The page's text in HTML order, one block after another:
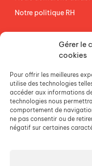
Gérer le
cookies
Pour offrir les meilleures
utilise des technologies
accéder aux informations
technologies nous
comportement de
ne pas consentir ou de
négatif sur certaines
Notre politique RH
ESPACE PRESSE